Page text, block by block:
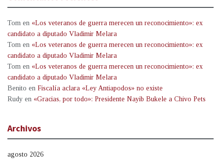
Tom en «Los veteranos de guerra merecen un reconocimiento»: ex
candidato a diputado Vladimir Melara
Tom en «Los veteranos de guerra merecen un reconocimiento»: ex
candidato a diputado Vladimir Melara
Tom en «Los veteranos de guerra merecen un reconocimiento»: ex
candidato a diputado Vladimir Melara
Benito en Fiscalía aclara «Ley Antiapodos» no existe
Rudy en «Gracias, por todo»: Presidente Nayib Bukele a Chivo Pets
Archivos
agosto 2026